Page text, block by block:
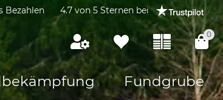
Bezahlen 4.7 von 5 Sternen bei
0
Fundgrube